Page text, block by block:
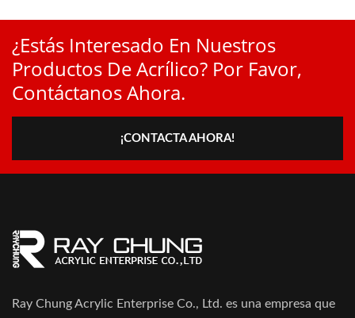
¿Estás Interesado En Nuestros
Productos De Acrílico? Por Favor,
Contáctanos Ahora.
¡CONTACTA AHORA!
Ray Chung Acrylic Enterprise Co., Ltd. es una empresa que